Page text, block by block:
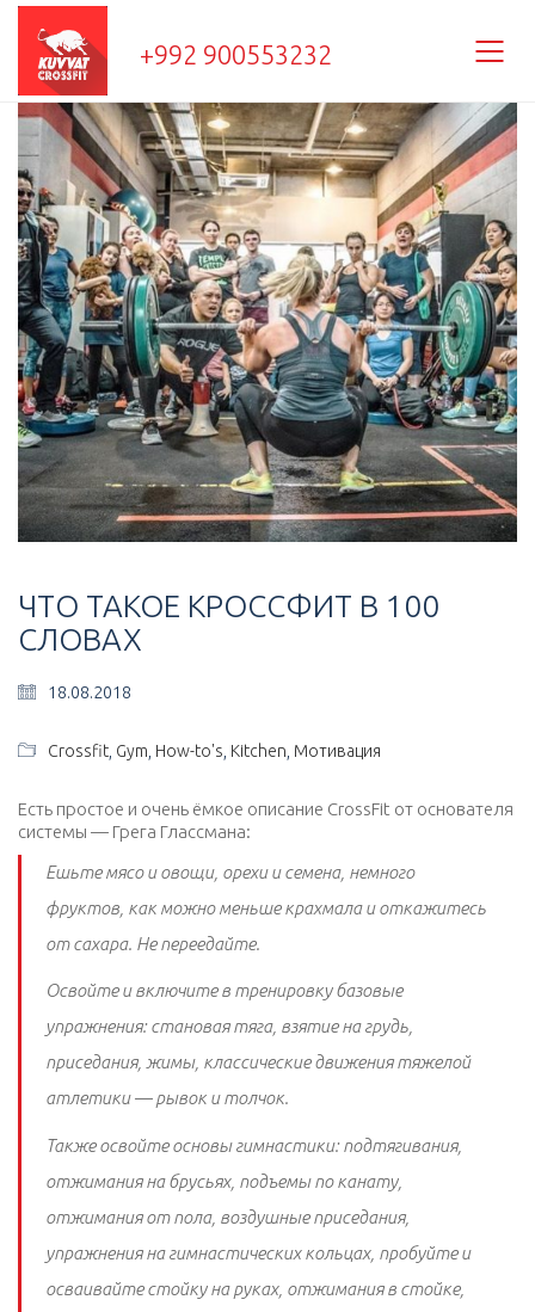
+992 900553232
ЧТО ТАКОЕ КРОССФИТ В 100
СЛОВАХ
18.08.2018
Crossfit, Gym, How-to's, Kitchen, Мотивация
Есть простое и очень ёмкое описание CrossFit от основателя
системы — Грега Глассмана:
Ешьте мясо и овощи, орехи и семена, немного
фруктов, как можно меньше крахмала и откажитесь
от сахара. Не переедайте.
Освойте и включите в тренировку базовые
упражнения: становая тяга, взятие на грудь,
приседания, жимы, классические движения тяжелой
атлетики — рывок и толчок.
Также освойте основы гимнастики: подтягивания,
отжимания на брусьях, подъемы по канату,
отжимания от пола, воздушные приседания,
упражнения на гимнастических кольцах, пробуйте и
осваивайте стойку на руках, отжимания в стойке,